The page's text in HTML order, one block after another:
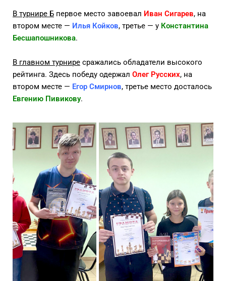
В турнире Б первое место завоевал Иван Сигарев, на
втором месте — Илья Койков, третье — у Константина
Бесшапошникова.
В главном турнире сражались обладатели высокого
рейтинга. Здесь победу одержал Олег Русских, на
втором месте — Егор Смирнов, третье место досталось
Евгению Пивикову.